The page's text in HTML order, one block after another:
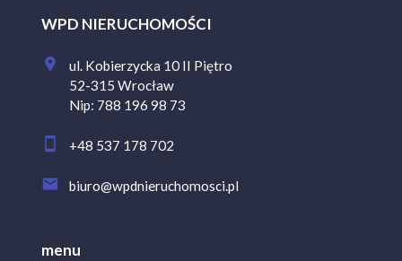
WPD NIERUCHOMOŚCI
ul. Kobierzycka 10 II Piętro
52-315 Wrocław
Nip: 788 196 98 73
+48 537 178 702
biuro@wpdnieruchomosci.pl
menu